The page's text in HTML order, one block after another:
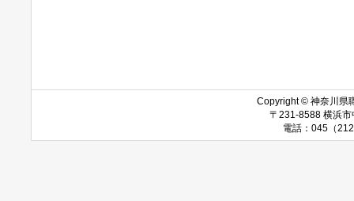
Copyright © 神奈川県
〒231-8588 横浜市
電話：045（